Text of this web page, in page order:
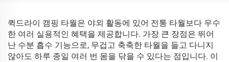
퀵드라이 캠핑 타월은 야외 활동에 있어 전통 타월보다 우수
한 여러 실용적인 혜택을 제공합니다. 가장 큰 장점은 뛰어
난 수분 흡수 기능으로, 무겁고 축축한 타월을 들고 다니지
않아도 하루 종일 여러 번 몸을 닦을 수 있다는 점입니다. 이